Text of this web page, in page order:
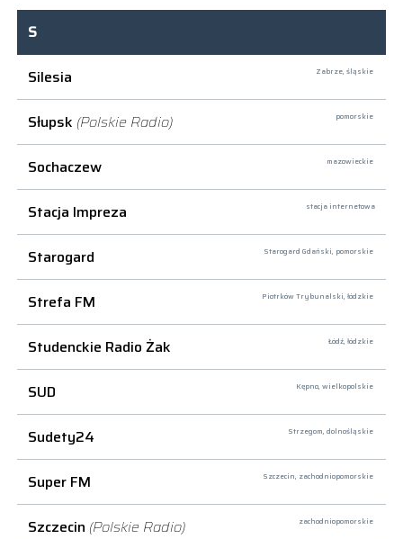
S
Silesia
Zabrze, śląskie
Słupsk (Polskie Radio) pomorskie
Sochaczew mazowieckie
Stacja Impreza stacja internetowa
Starogard Starogard Gdański, pomorskie
Strefa FM Piotrków Trybunalski, łódzkie
Studenckie Radio Żak Łódź, łódzkie
SUD Kępno, wielkopolskie
Sudety24 Strzegom, dolnośląskie
Super FM Szczecin, zachodniopomorskie
Szczecin (Polskie Radio) zachodniopomorskie